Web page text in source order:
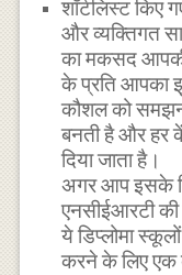
शॉर्टलिस्ट किए
और व्यक्तिगत
का मकसद आपकी
के प्रति आपका
कौशल को
बनती है और हर
दिया जाता है।
अगर आप इसके
एनसीईआरटी
ये डिप्लोमा
करने के लिए एक